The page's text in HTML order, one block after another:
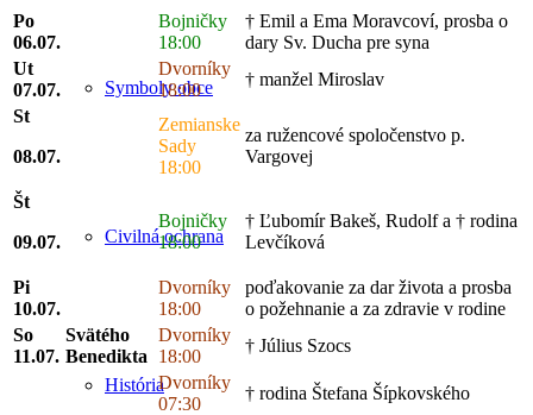
Symboly obce
Civilná ochrana
História
Po
06.07.
Bojničky
18:00
† Emil a Ema Moravcoví, prosba o
dary Sv. Ducha pre syna
Ut
07.07.
Dvorníky
18:00
† manžel Miroslav
St
08.07.
Zemianske
Sady
18:00
za ružencové spoločenstvo p.
Vargovej
Št
09.07.
Bojničky
18:00
† Ľubomír Bakeš, Rudolf a † rodina
Levčíková
Pi
10.07.
Dvorníky
18:00
poďakovanie za dar života a prosba
o požehnanie a za zdravie v rodine
So
11.07.
Svätého
Benedikta
Dvorníky
18:00
† Július Szocs
Dvorníky
07:30
† rodina Štefana Šípkovského